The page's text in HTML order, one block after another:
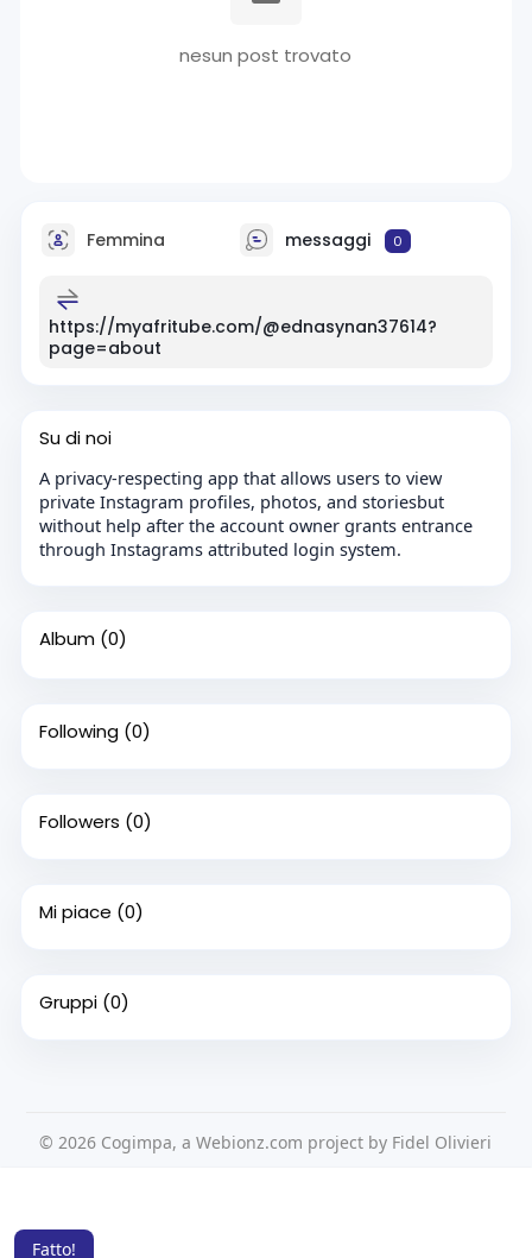
Fatto!
nesun post trovato
Femmina messaggi 0
https://myafritube.com/@ednasynan37614?
page=about
Su di noi
A privacy-respecting app that allows users to view
private Instagram profiles, photos, and storiesbut
without help after the account owner grants entrance
through Instagrams attributed login system.
Album (0)
Following (0)
Followers (0)
Mi piace (0)
Gruppi (0)
© 2026 Cogimpa, a Webionz.com project by Fidel Olivieri